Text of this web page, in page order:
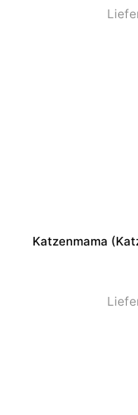
Katzenmama